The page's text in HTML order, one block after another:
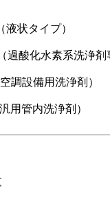
液状タイプ）
過酸化水素系洗浄剤
調設備用洗浄剤）
用管内洗浄剤）